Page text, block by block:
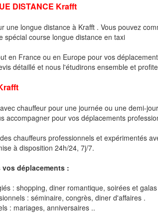
DISTANCE Krafft
une longue distance à Krafft . Vous pouvez
spécial course longue distance en taxi
en France ou en Europe pour vos
détaillé et nous l'étudirons ensemble et
chauffeur pour une journée ou une demi-
accompagner pour vos déplacements
chauffeurs professionnels et expérimentés
à disposition 24h/24, 7j/7.
vos déplacements :
: shopping, diner romantique, soirées et galas
: séminaire, congrès, diner d'affaires .
: mariages, anniversaires ..